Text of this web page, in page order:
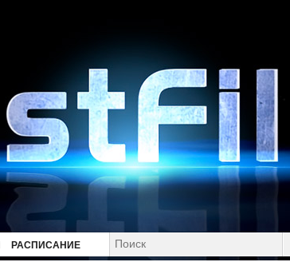
РАСПИСАНИЕ